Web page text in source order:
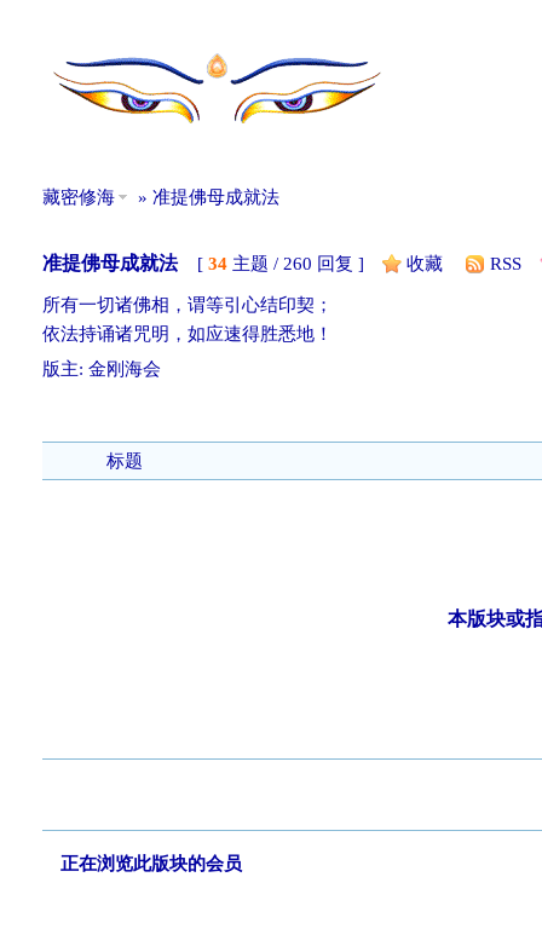
藏密修海 » 准提佛母成就法
准提佛母成就法 [ 34主题 / 260 回复 ] 收藏 RSS
所有一切诸佛相，谓等引心结印契；
依法持诵诸咒明，如应速得胜悉地！
版主: 金刚海会
标题
本版块或
正在浏览此版块的会员